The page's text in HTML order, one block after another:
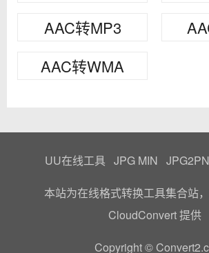
AAC转MP3
AAC转WMA
UU在线工具 JPG MIN
本站为在线格式转换工具集合站
CloudConvert提供
Copyright ©